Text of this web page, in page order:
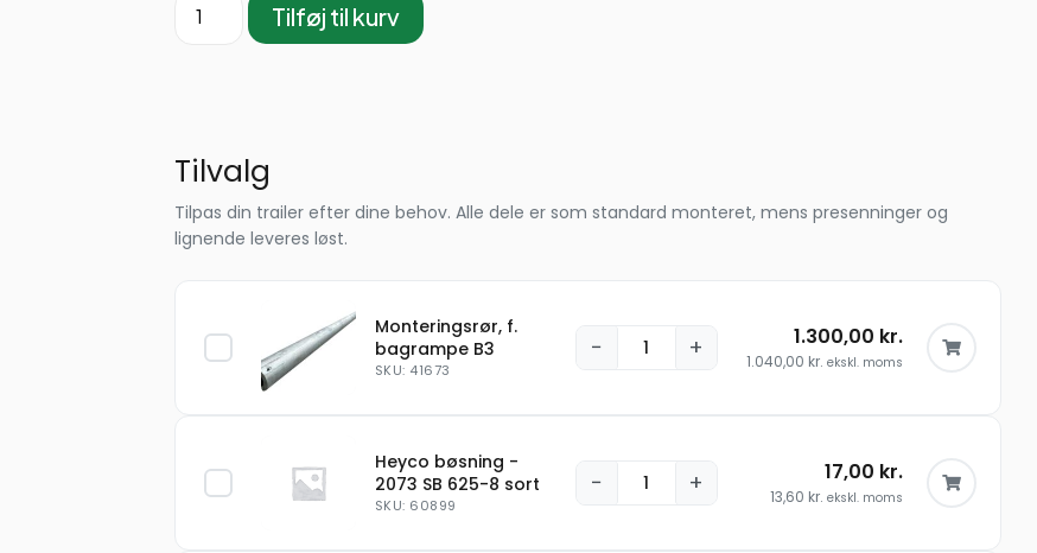
Tilføj til kurv
Tilvalg
Tilpas din trailer efter dine behov. Alle dele er som standard monteret, mens presenninger og
lignende leveres løst.
Monteringsrør, f.
bagrampe B3
SKU: 41673
− + 1.300,00 kr.
1.040,00 kr. ekskl. moms
Heyco bøsning -
2073 SB 625-8 sort
SKU: 60899
− + 17,00 kr.
13,60 kr. ekskl. moms